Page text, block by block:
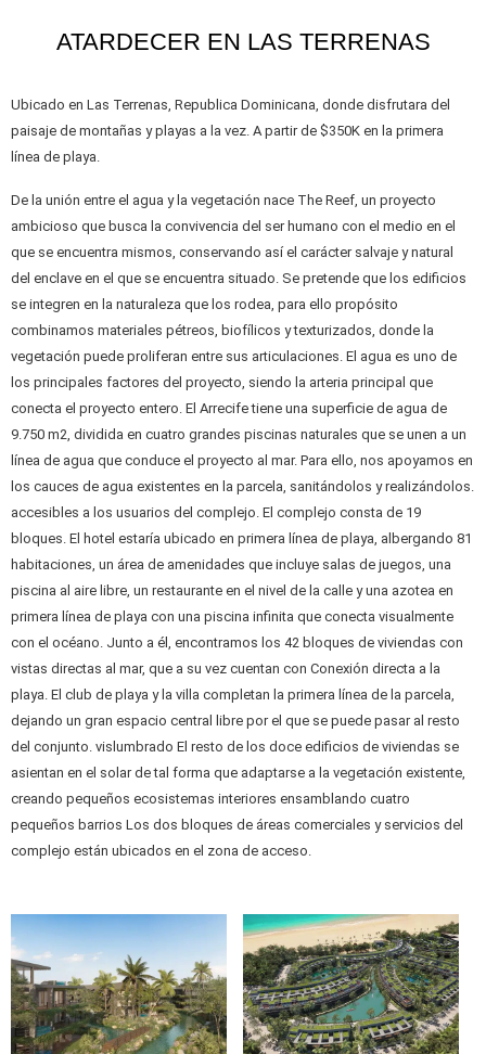
ATARDECER EN LAS TERRENAS
Ubicado en Las Terrenas, Republica Dominicana, donde disfrutara del
paisaje de montañas y playas a la vez. A partir de $350K en la primera
línea de playa.
De la unión entre el agua y la vegetación nace The Reef, un proyecto
ambicioso que busca la convivencia del ser humano con el medio en el
que se encuentra mismos, conservando así el carácter salvaje y natural
del enclave en el que se encuentra situado. Se pretende que los edificios
se integren en la naturaleza que los rodea, para ello propósito
combinamos materiales pétreos, biofílicos y texturizados, donde la
vegetación puede proliferan entre sus articulaciones. El agua es uno de
los principales factores del proyecto, siendo la arteria principal que
conecta el proyecto entero. El Arrecife tiene una superficie de agua de
9.750 m2, dividida en cuatro grandes piscinas naturales que se unen a un
línea de agua que conduce el proyecto al mar. Para ello, nos apoyamos en
los cauces de agua existentes en la parcela, sanitándolos y realizándolos.
accesibles a los usuarios del complejo. El complejo consta de 19
bloques. El hotel estaría ubicado en primera línea de playa, albergando 81
habitaciones, un área de amenidades que incluye salas de juegos, una
piscina al aire libre, un restaurante en el nivel de la calle y una azotea en
primera línea de playa con una piscina infinita que conecta visualmente
con el océano. Junto a él, encontramos los 42 bloques de viviendas con
vistas directas al mar, que a su vez cuentan con Conexión directa a la
playa. El club de playa y la villa completan la primera línea de la parcela,
dejando un gran espacio central libre por el que se puede pasar al resto
del conjunto. vislumbrado El resto de los doce edificios de viviendas se
asientan en el solar de tal forma que adaptarse a la vegetación existente,
creando pequeños ecosistemas interiores ensamblando cuatro
pequeños barrios Los dos bloques de áreas comerciales y servicios del
complejo están ubicados en el zona de acceso.